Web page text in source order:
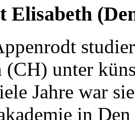
Elisabeth
(CH) unter
Jahre war
in